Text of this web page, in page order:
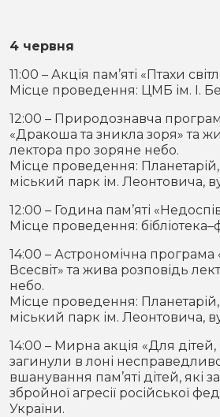
4 червня
11:00 – Акція пам’яті «Птахи
Місце проведення: ЦМБ ім. І.
12:00 – Природознавча
«Дракоша та зникла зоря» та
лектора про зоряне небо.
Місце проведення:
міський парк ім. Леонтовича,
12:00 – Година пам’яті
Місце проведення:
14:00 – Астрономічна програма
Всесвіт» та жива розповідь
небо.
Місце проведення:
міський парк ім. Леонтовича,
14:00 – Мирна акція «Для
загинули в лоні
вшанування пам’яті дітей, які
збройної агресії російської
України.